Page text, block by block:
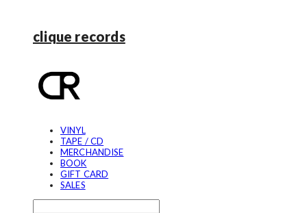
clique records
VINYL
TAPE / CD
MERCHANDISE
BOOK
GIFT CARD
SALES